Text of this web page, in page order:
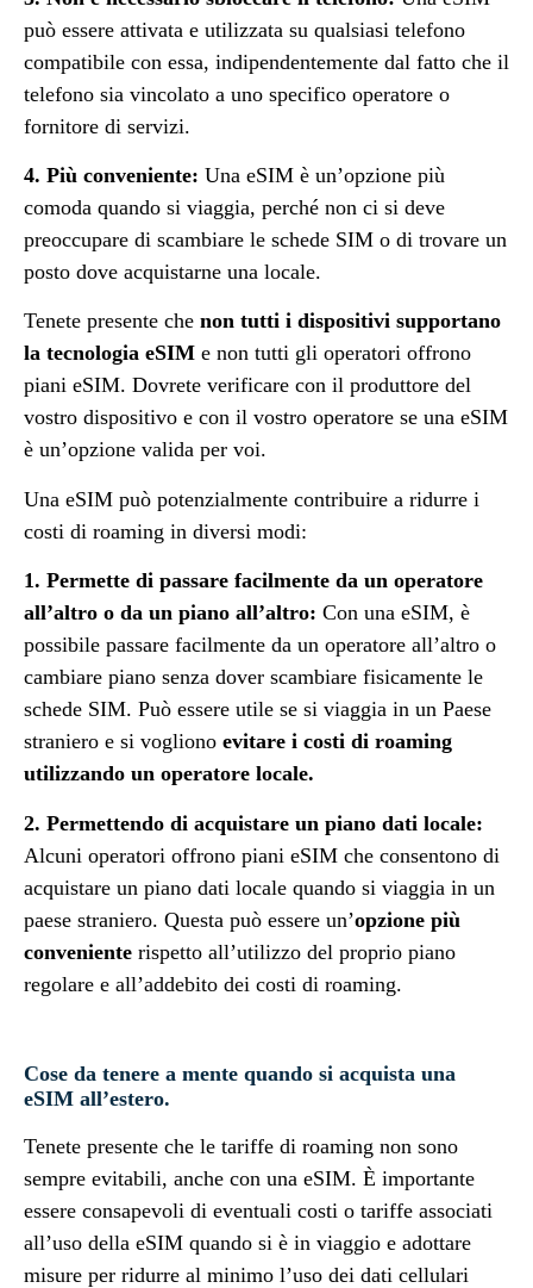
può essere attivata e utilizzata su qualsiasi telefono
compatibile con essa, indipendentemente dal fatto che il
telefono sia vincolato a uno specifico operatore o
fornitore di servizi.
4. Più conveniente: Una eSIM è un’opzione più
comoda quando si viaggia, perché non ci si deve
preoccupare di scambiare le schede SIM o di trovare un
posto dove acquistarne una locale.
Tenete presente che non tutti i dispositivi supportano
la tecnologia eSIM e non tutti gli operatori offrono
piani eSIM. Dovrete verificare con il produttore del
vostro dispositivo e con il vostro operatore se una eSIM
è un’opzione valida per voi.
Una eSIM può potenzialmente contribuire a ridurre i
costi di roaming in diversi modi:
1. Permette di passare facilmente da un operatore
all’altro o da un piano all’altro: Con una eSIM, è
possibile passare facilmente da un operatore all’altro o
cambiare piano senza dover scambiare fisicamente le
schede SIM. Può essere utile se si viaggia in un Paese
straniero e si vogliono evitare i costi di roaming
utilizzando un operatore locale.
2. Permettendo di acquistare un piano dati locale:
Alcuni operatori offrono piani eSIM che consentono di
acquistare un piano dati locale quando si viaggia in un
paese straniero. Questa può essere un’opzione più
conveniente rispetto all’utilizzo del proprio piano
regolare e all’addebito dei costi di roaming.
Cose da tenere a mente quando si acquista una
eSIM all’estero.
Tenete presente che le tariffe di roaming non sono
sempre evitabili, anche con una eSIM. È importante
essere consapevoli di eventuali costi o tariffe associati
all’uso della eSIM quando si è in viaggio e adottare
misure per ridurre al minimo l’uso dei dati cellulari